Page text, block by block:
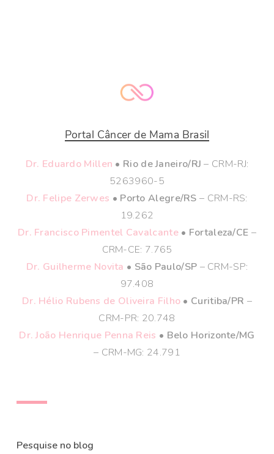
Portal Câncer de Mama Brasil
Dr. Eduardo Millen • Rio de Janeiro/RJ – CRM-RJ:
5263960-5
Dr. Felipe Zerwes • Porto Alegre/RS – CRM-RS:
19.262
Dr. Francisco Pimentel Cavalcante• Fortaleza/CE –
CRM-CE: 7.765
Dr. Guilherme Novita • São Paulo/SP – CRM-SP:
97.408
Dr. Hélio Rubens de Oliveira Filho • Curitiba/PR –
CRM-PR: 20.748
Dr. João Henrique Penna Reis • Belo Horizonte/MG
– CRM-MG: 24.791
Pesquise no blog